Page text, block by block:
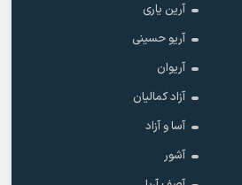
آرین یاری
آریو حسینی
آریوان
آزاد کمالیان
آسا و آزاد
آشور